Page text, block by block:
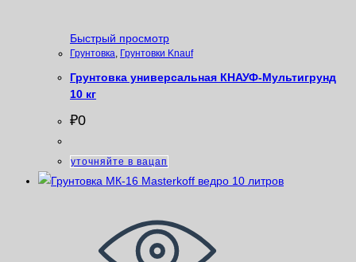
Быстрый просмотр
Грунтовка, Грунтовки Knauf
Грунтовка универсальная КНАУФ-Мультигрунд
10 кг
₽0
уточняйте в вацап